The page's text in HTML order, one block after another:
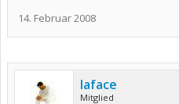
14. Februar 2008
laface
Mitglied